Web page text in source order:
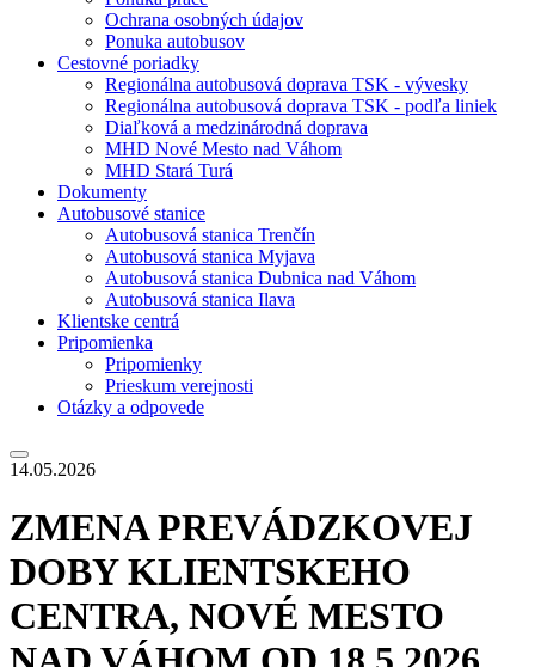
Ochrana osobných údajov
Ponuka autobusov
Cestovné poriadky
Regionálna autobusová doprava TSK - vývesky
Regionálna autobusová doprava TSK - podľa liniek
Diaľková a medzinárodná doprava
MHD Nové Mesto nad Váhom
MHD Stará Turá
Dokumenty
Autobusové stanice
Autobusová stanica Trenčín
Autobusová stanica Myjava
Autobusová stanica Dubnica nad Váhom
Autobusová stanica Ilava
Klientske centrá
Pripomienka
Pripomienky
Prieskum verejnosti
Otázky a odpovede
14.05.2026
ZMENA PREVÁDZKOVEJ
DOBY KLIENTSKEHO
CENTRA, NOVÉ MESTO